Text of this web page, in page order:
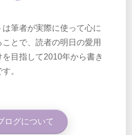
筆者が実際に使って心に
とで、読者の明日の愛用
目指して2010年から書き
。
ログについて